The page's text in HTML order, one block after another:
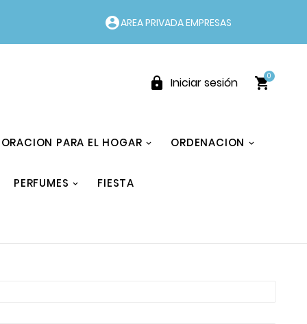
account_circleAREA PRIVADA EMPRESAS
 Iniciar sesión 
0
PARA EL HOGAR ORDENACION
PERFUMES FIESTA